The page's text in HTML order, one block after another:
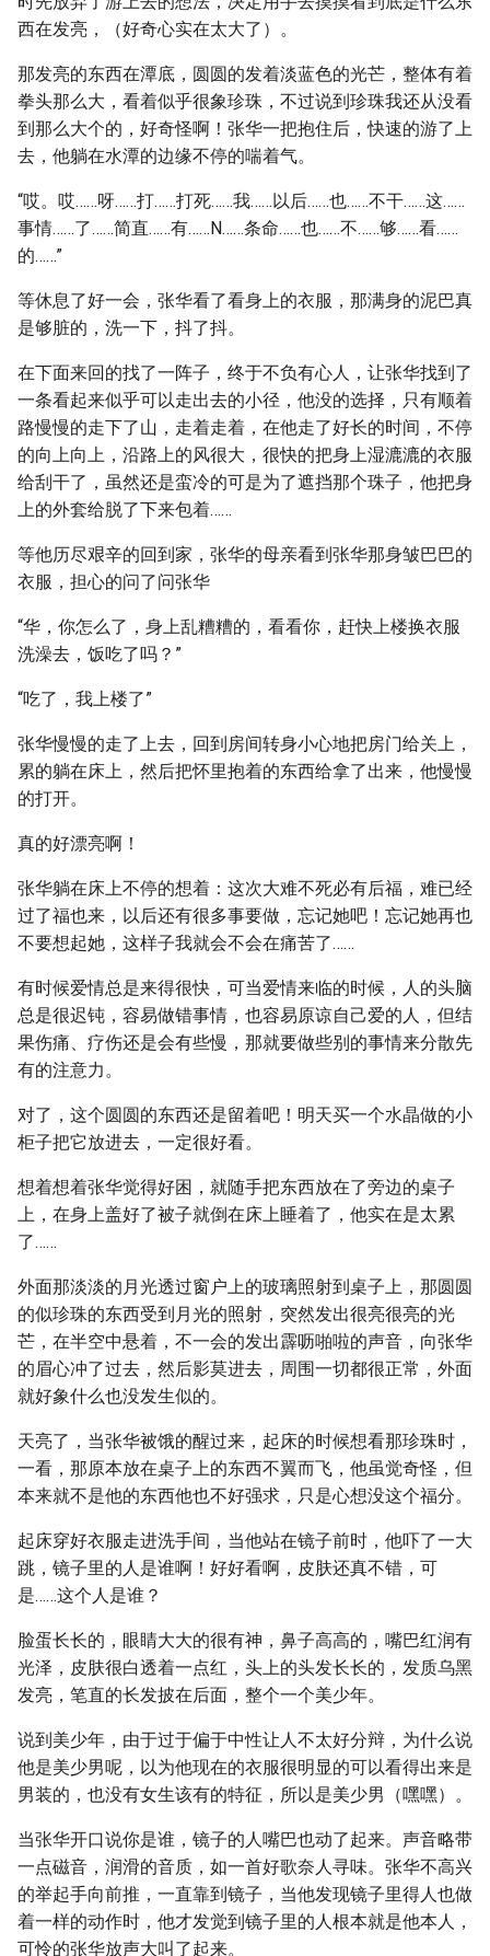
西在发亮，（好奇心实在太大了）。
那发亮的东西在潭底，圆圆的发着淡蓝色的光芒，整体有着
拳头那么大，看着似乎很象珍珠，不过说到珍珠我还从没看
到那么大个的，好奇怪啊！张华一把抱住后，快速的游了上
去，他躺在水潭的边缘不停的喘着气。
“哎。哎……呀……打……打死……我……以后……也……不干……这……
事情……了……简直……有……N……条命……也……不……够……看……
的……”
等休息了好一会，张华看了看身上的衣服，那满身的泥巴真
是够脏的，洗一下，抖了抖。
在下面来回的找了一阵子，终于不负有心人，让张华找到了
一条看起来似乎可以走出去的小径，他没的选择，只有顺着
路慢慢的走下了山，走着走着，在他走了好长的时间，不停
的向上向上，沿路上的风很大，很快的把身上湿漉漉的衣服
给刮干了，虽然还是蛮冷的可是为了遮挡那个珠子，他把身
上的外套给脱了下来包着……
等他历尽艰辛的回到家，张华的母亲看到张华那身皱巴巴的
衣服，担心的问了问张华
“华，你怎么了，身上乱糟糟的，看看你，赶快上楼换衣服
洗澡去，饭吃了吗？”
“吃了，我上楼了”
张华慢慢的走了上去，回到房间转身小心地把房门给关上，
累的躺在床上，然后把怀里抱着的东西给拿了出来，他慢慢
的打开。
真的好漂亮啊！
张华躺在床上不停的想着：这次大难不死必有后福，难已经
过了福也来，以后还有很多事要做，忘记她吧！忘记她再也
不要想起她，这样子我就会不会在痛苦了……
有时候爱情总是来得很快，可当爱情来临的时候，人的头脑
总是很迟钝，容易做错事情，也容易原谅自己爱的人，但结
果伤痛、疗伤还是会有些慢，那就要做些别的事情来分散先
有的注意力。
对了，这个圆圆的东西还是留着吧！明天买一个水晶做的小
柜子把它放进去，一定很好看。
想着想着张华觉得好困，就随手把东西放在了旁边的桌子
上，在身上盖好了被子就倒在床上睡着了，他实在是太累
了……
外面那淡淡的月光透过窗户上的玻璃照射到桌子上，那圆圆
的似珍珠的东西受到月光的照射，突然发出很亮很亮的光
芒，在半空中悬着，不一会的发出霹呖啪啦的声音，向张华
的眉心冲了过去，然后影莫进去，周围一切都很正常，外面
就好象什么也没发生似的。
天亮了，当张华被饿的醒过来，起床的时候想看那珍珠时，
一看，那原本放在桌子上的东西不翼而飞，他虽觉奇怪，但
本来就不是他的东西他也不好强求，只是心想没这个福分。
起床穿好衣服走进洗手间，当他站在镜子前时，他吓了一大
跳，镜子里的人是谁啊！好好看啊，皮肤还真不错，可
是……这个人是谁？
脸蛋长长的，眼睛大大的很有神，鼻子高高的，嘴巴红润有
光泽，皮肤很白透着一点红，头上的头发长长的，发质乌黑
发亮，笔直的长发披在后面，整个一个美少年。
说到美少年，由于过于偏于中性让人不太好分辩，为什么说
他是美少男呢，以为他现在的衣服很明显的可以看得出来是
男装的，也没有女生该有的特征，所以是美少男（嘿嘿）。
当张华开口说你是谁，镜子的人嘴巴也动了起来。声音略带
一点磁音，润滑的音质，如一首好歌奈人寻味。张华不高兴
的举起手向前推，一直靠到镜子，当他发现镜子里得人也做
着一样的动作时，他才发觉到镜子里的人根本就是他本人，
可怜的张华放声大叫了起来。